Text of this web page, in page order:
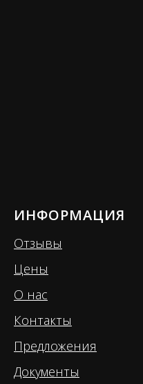
ИНФОРМАЦИЯ
Отзывы
Цены
О нас
Контакты
Предложения
Документы